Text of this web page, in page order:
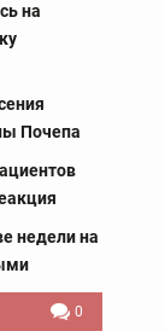
на
Почепа
недели на
0